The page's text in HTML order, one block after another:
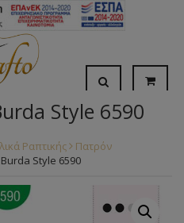
Style 6590
Ραπτικής
Πατρόν
Style 6590